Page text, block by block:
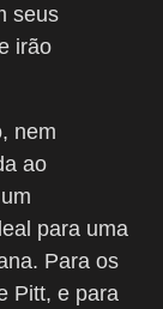
seus
irão
nem
ao
para uma
Para os
Pitt, e para